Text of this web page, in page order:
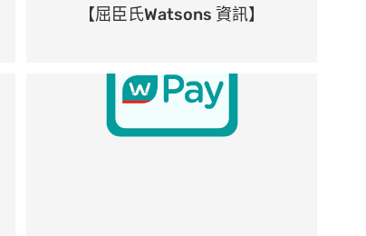
【屈臣氏Watsons 資訊】